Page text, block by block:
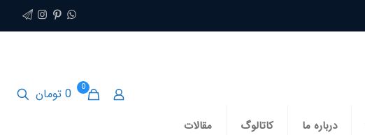
درباره ما کاتالوگ مقالات
0 0 تومان